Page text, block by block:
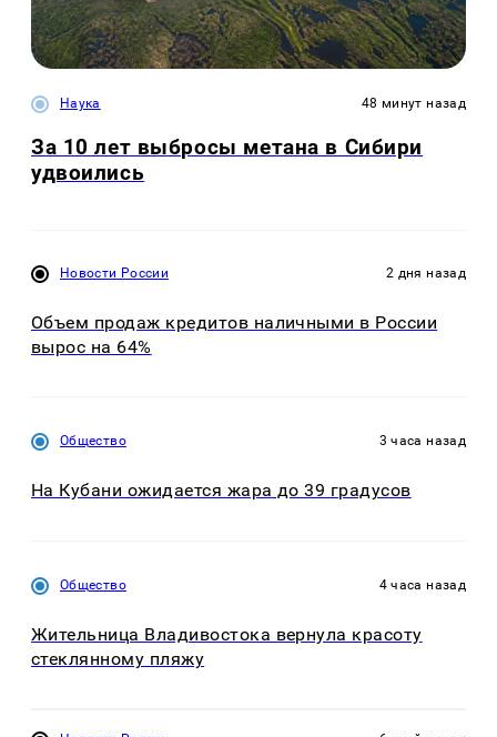
Наука 48 минут назад
За 10 лет выбросы метана в Сибири
удвоились
Новости России 2 дня назад
Объем продаж кредитов наличными в России
вырос на 64%
Общество 3 часа назад
На Кубани ожидается жара до 39 градусов
Общество 4 часа назад
Жительница Владивостока вернула красоту
стеклянному пляжу